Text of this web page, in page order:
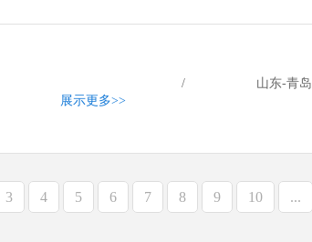
展示更多>>
/ 山东-青岛
3 4 5 6 7 8 9 10 ...